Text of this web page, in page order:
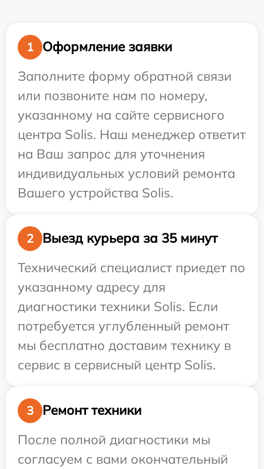
1
Оформление заявки
Заполните форму обратной связи
или позвоните нам по номеру,
указанному на сайте сервисного
центра Solis. Наш менеджер ответит
на Ваш запрос для уточнения
индивидуальных условий ремонта
Вашего устройства Solis.
2
Выезд курьера за 35 минут
Технический специалист приедет по
указанному адресу для
диагностики техники Solis. Если
потребуется углубленный ремонт
мы бесплатно доставим технику в
сервис в сервисный центр Solis.
3
Ремонт техники
После полной диагностики мы
согласуем с вами окончательный